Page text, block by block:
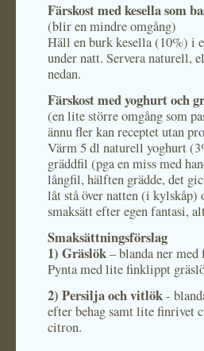
Färskost med kesella som
(blir en mindre omgång)
Häll en burk kesella (10%) i
under natt. Servera naturell,
nedan.
Färskost med yoghurt och
(en lite större omgång som
ännu fler kan receptet utan
Värm 5 dl naturell yoghurt
gräddfil (pga en miss med
långfil, hälften grädde, det
låt stå över natten (i kylskåp)
smaksätt efter egen fantasi,
Smaksättningsförslag
1) Gräslök– blanda ner
Pynta med lite finklippt
2) Persilja och vitlök-
efter behag samt lite finrivet
citron.